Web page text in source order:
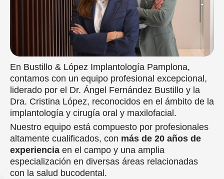
En Bustillo & López Implantología Pamplona,
contamos con un equipo profesional excepcional,
liderado por el Dr. Ángel Fernández Bustillo y la
Dra. Cristina López, reconocidos en el ámbito de la
implantología y cirugía oral y maxilofacial.
Nuestro equipo está compuesto por profesionales
altamente cualificados, con más de 20 años de
experiencia en el campo y una amplia
especialización en diversas áreas relacionadas
con la salud bucodental.